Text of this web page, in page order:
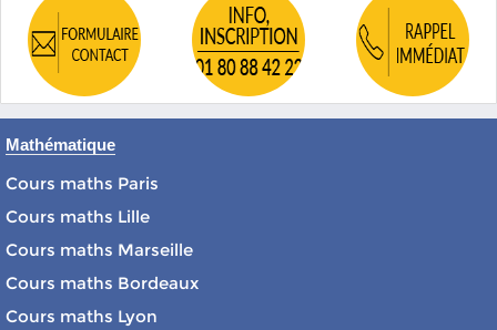
Mathématique
Cours maths Paris
Cours maths Lille
Cours maths Marseille
Cours maths Bordeaux
Cours maths Lyon